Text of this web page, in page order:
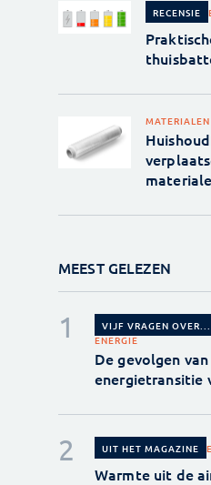
RECENSIE
MATERIALEN
MEEST GELEZEN
VIJF VRAGEN OVER...
ENERGIE
De gevolgen
energietransitie
UIT HET MAGAZINE
Warmte uit de